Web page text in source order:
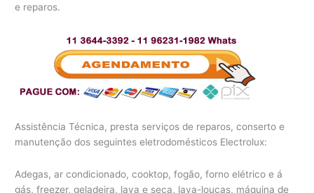
e reparos.
Assistência Técnica, presta serviços de reparos, conserto e
manutenção dos seguintes eletrodomésticos Electrolux:
Adegas, ar condicionado, cooktop, fogão, forno elétrico e á
gás, freezer, geladeira, lava e seca, lava-louças, máquina de